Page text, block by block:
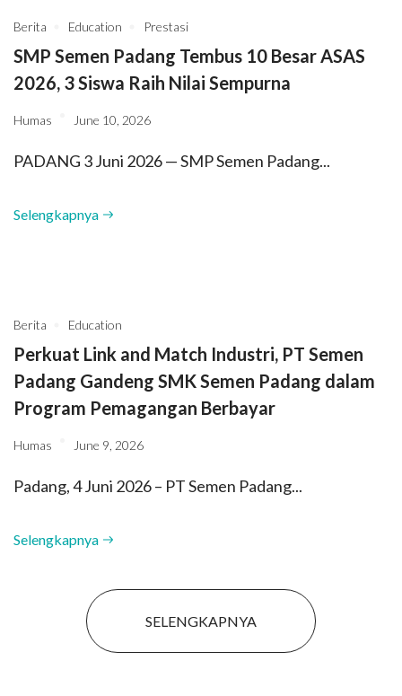
Berita Education Prestasi
SMP Semen Padang Tembus 10 Besar ASAS
2026, 3 Siswa Raih Nilai Sempurna
Humas June 10, 2026
PADANG 3 Juni 2026 — SMP Semen Padang...
Selengkapnya
Berita Education
Perkuat Link and Match Industri, PT Semen
Padang Gandeng SMK Semen Padang dalam
Program Pemagangan Berbayar
Humas June 9, 2026
Padang, 4 Juni 2026 – PT Semen Padang...
Selengkapnya
SELENGKAPNYA